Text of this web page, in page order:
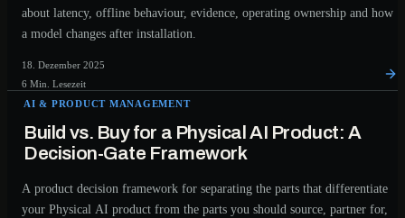
about latency, offline behaviour, evidence, operating ownership and how
a model changes after installation.
18. Dezember 2025
6 Min. Lesezeit
AI & PRODUCT MANAGEMENT
Build vs. Buy for a Physical AI Product: A
Decision-Gate Framework
A product decision framework for separating the parts that differentiate
your Physical AI product from the parts you should source, partner for,